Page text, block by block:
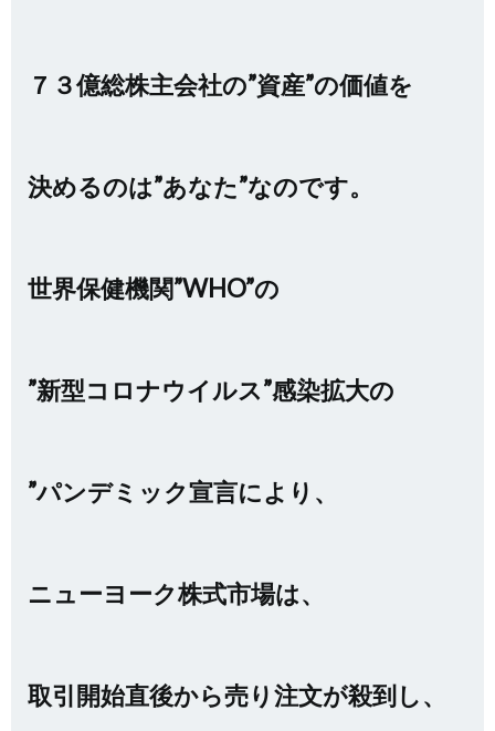
７３億総株主会社の”資産”の価値を
決めるのは”あなた”なのです。
世界保健機関”WHO”の
”新型コロナウイルス”感染拡大の
”パンデミック宣言により、
ニューヨーク株式市場は、
取引開始直後から売り注文が殺到し、